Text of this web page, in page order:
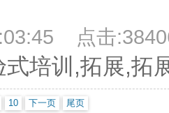
点击
式培训,拓展,拓
10 下一页 尾页